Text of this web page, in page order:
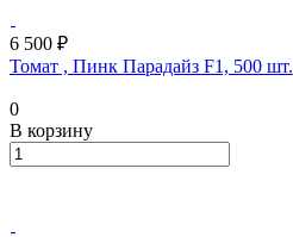
6 500 ₽
Томат , Пинк Парадайз F1, 500 шт.
0
В корзину